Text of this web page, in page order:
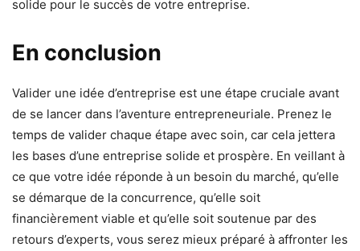
solide pour le succès de votre entreprise.
En conclusion
Valider une idée d’entreprise est une étape cruciale avant
de se lancer dans l’aventure entrepreneuriale. Prenez le
temps de valider chaque étape avec soin, car cela jettera
les bases d’une entreprise solide et prospère. En veillant à
ce que votre idée réponde à un besoin du marché, qu’elle
se démarque de la concurrence, qu’elle soit
financièrement viable et qu’elle soit soutenue par des
retours d’experts, vous serez mieux préparé à affronter les